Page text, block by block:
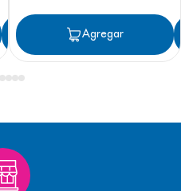
Agregar
Agregar